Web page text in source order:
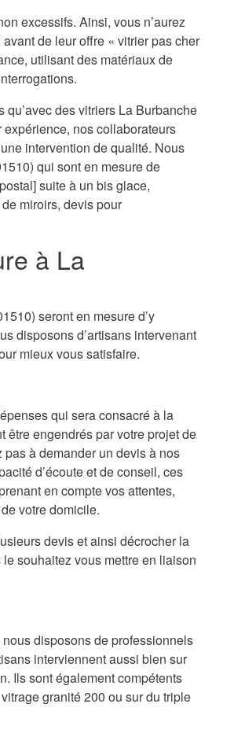
excessifs. Ainsi, vous n’aurez
de leur offre « vitrier pas cher
utilisant des matériaux de
des vitriers La Burbanche
expérience, nos collaborateurs
intervention de qualité. Nous
qui sont en mesure de
suite à un bis glace,
miroirs, devis pour
à La
seront en mesure d’y
disposons d’artisans intervenant
mieux vous satisfaire.
qui sera consacré à la
être engendrés par votre projet de
à demander un devis à nos
d’écoute et de conseil, ces
en compte vos attentes,
votre domicile.
devis et ainsi décrocher la
souhaitez vous mettre en liaison
disposons de professionnels
interviennent aussi bien sur
Ils sont également compétents
granité 200 ou sur du triple